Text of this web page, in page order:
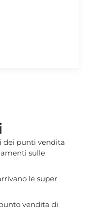
dei punti vendita
sulle
le super
vendita di